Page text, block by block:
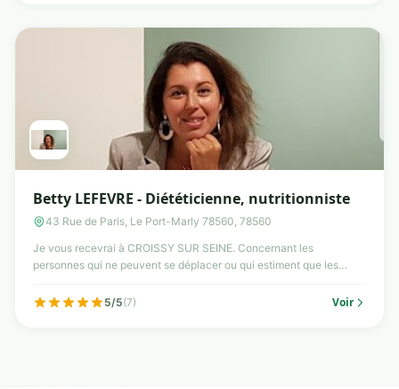
Betty LEFEVRE - Diététicienne, nutritionniste
43 Rue de Paris, Le Port-Marly 78560, 78560
Je vous recevrai à CROISSY SUR SEINE. Concernant les
personnes qui ne peuvent se déplacer ou qui estiment que les
5/5(7) Voir